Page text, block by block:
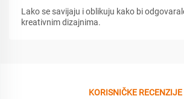
Lako se savijaju i oblikuju kako bi
kreativnim dizajnima.
KORISNIČKE RECENZIJE